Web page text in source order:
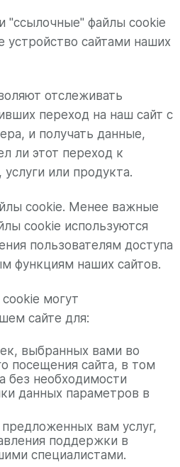
"ссылочные" файлы cookie
устройство сайтами наших
отслеживать
переход на наш сайт с
и получать данные,
ли этот переход к
или продукта.
cookie. Менее важные
cookie используются
пользователям доступа
функциям наших сайтов.
могут
сайте для:
выбранных вами во
посещения сайта, в том
без необходимости
данных параметров в
вам услуг,
поддержки в
специалистами.